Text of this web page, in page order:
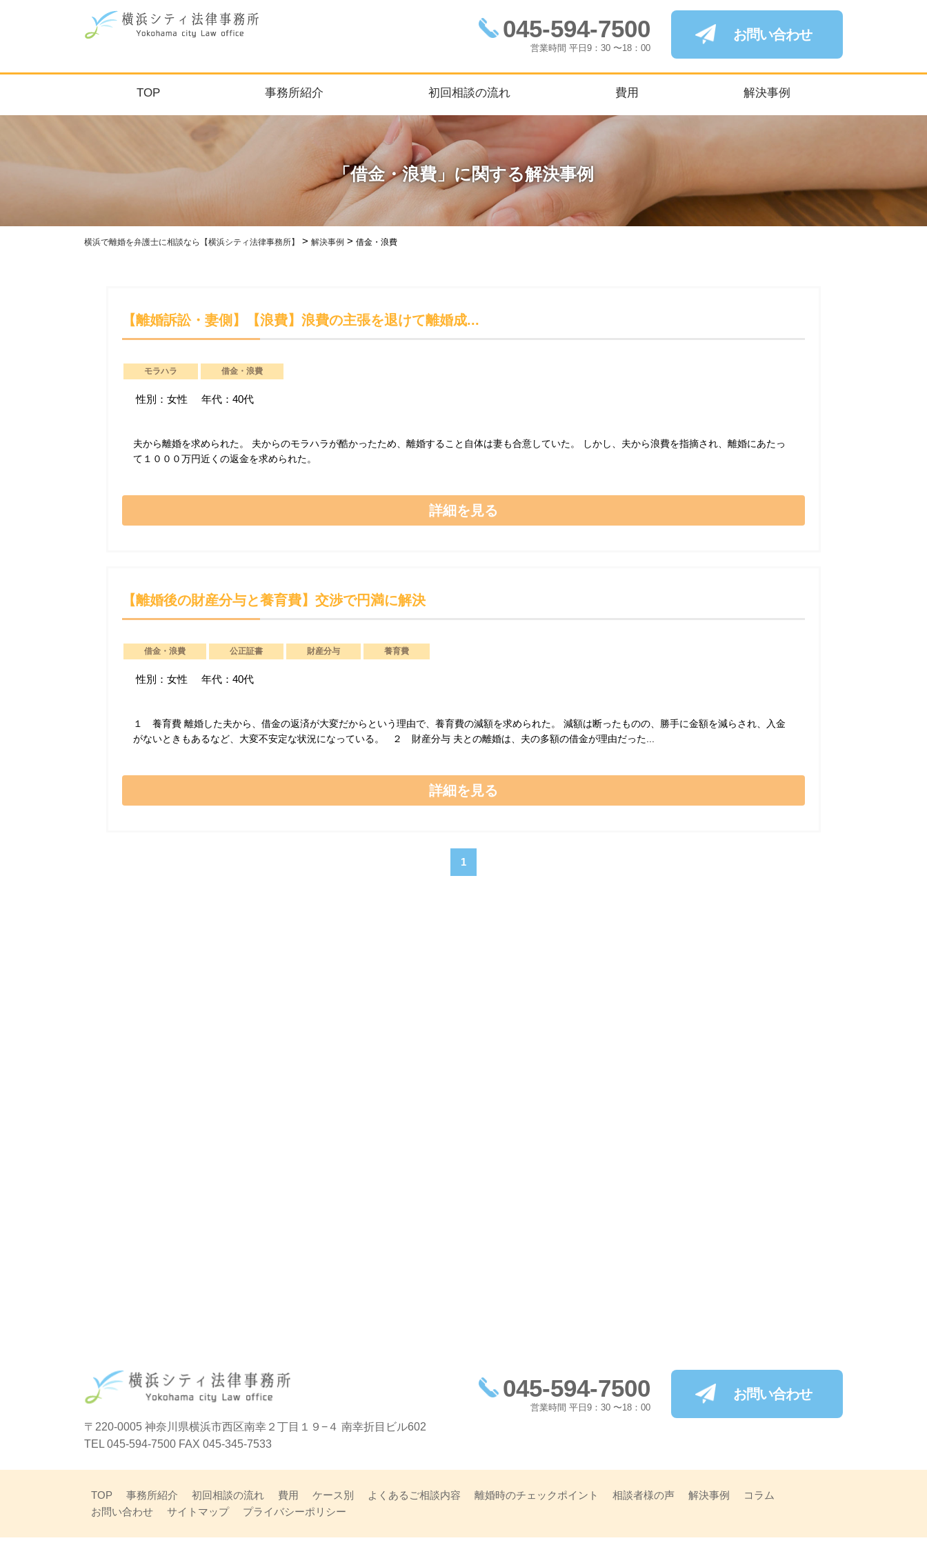
045-594-7500
営業時間 平日9：30 〜18：00
お問い合わせ
TOP 事務所紹介 初回相談の流れ 費用 解決事例
「借金・浪費」に関する解決事例
横浜で離婚を弁護士に相談なら【横浜シティ法律事務所】 > 解決事例 > 借金・浪費
【離婚訴訟・妻側】【浪費】浪費の主張を退けて離婚成...
モラハラ 借金・浪費
性別：女性 年代：40代
夫から離婚を求められた。 夫からのモラハラが酷かったため、離婚すること自体は妻も合意していた。 しかし、夫から浪費を指摘され、離婚にあたっ
て１０００万円近くの返金を求められた。
詳細を見る
【離婚後の財産分与と養育費】交渉で円満に解決
借金・浪費 公正証書 財産分与 養育費
性別：女性 年代：40代
１ 養育費 離婚した夫から、借金の返済が大変だからという理由で、養育費の減額を求められた。 減額は断ったものの、勝手に金額を減らされ、入金
がないときもあるなど、大変不安定な状況になっている。 ２ 財産分与 夫との離婚は、夫の多額の借金が理由だった...
詳細を見る
1
045-594-7500
営業時間 平日9：30 〜18：00
お問い合わせ
〒220-0005 神奈川県横浜市西区南幸 ２丁目１９−４ 南幸折目ビル602
TEL 045-594-7500 FAX 045-345-7533
TOP 事務所紹介 初回相談の流れ 費用 ケース別 よくあるご相談内容 離婚時のチェックポイント 相談者様の声 解決事例
コラム
お問い合わせ
サイトマップ プライバシーポリシー